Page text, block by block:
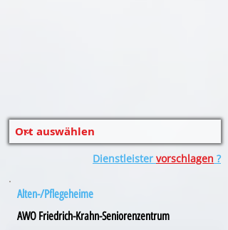
Dienstleister vorschlagen ?
Alten-/Pflegeheime
AWO Friedrich-Krahn-Seniorenzentrum